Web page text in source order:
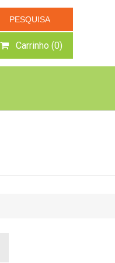
Carrinho (0)